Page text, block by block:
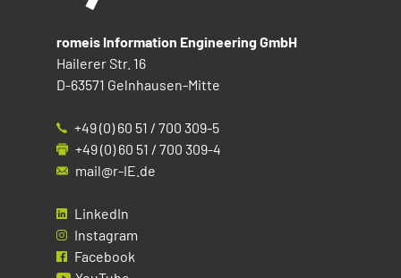
romeis Information Engineering GmbH
Hailerer Str. 16
D-63571 Gelnhausen-Mitte
+49 (0) 60 51 / 700 309-5
+49 (0) 60 51 / 700 309-4
mail@r-IE.de
LinkedIn
Instagram
Facebook